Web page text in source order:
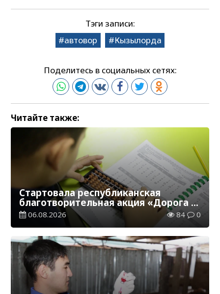
Тэги записи:
автовор
Кызылорда
Поделитесь в социальных сетях:
Читайте также:
Стартовала республиканская
благотворительная акция «Дорога в
школу»
06.08.2026 84 0